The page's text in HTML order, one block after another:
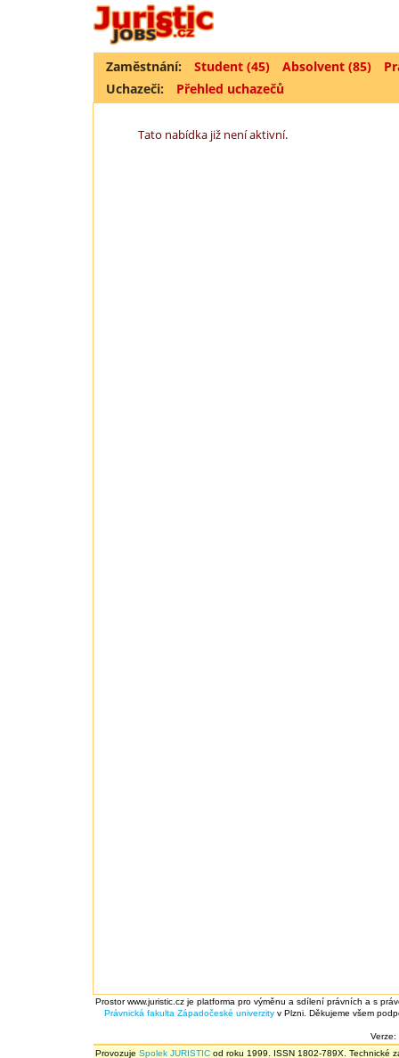
Zaměstnání: Student (45) Absolvent (85)
Uchazeči:
Přehled uchazečů
Tato nabídka již není aktivní.
Prostor www.juristic.cz je platforma pro výměnu a sdílení právních a s
Právnická fakulta Západočeské univerzity v Plzni. Děkujeme všem
Verze:
Provozuje Spolek JURISTIC od roku 1999. ISSN 1802-789X. Technické